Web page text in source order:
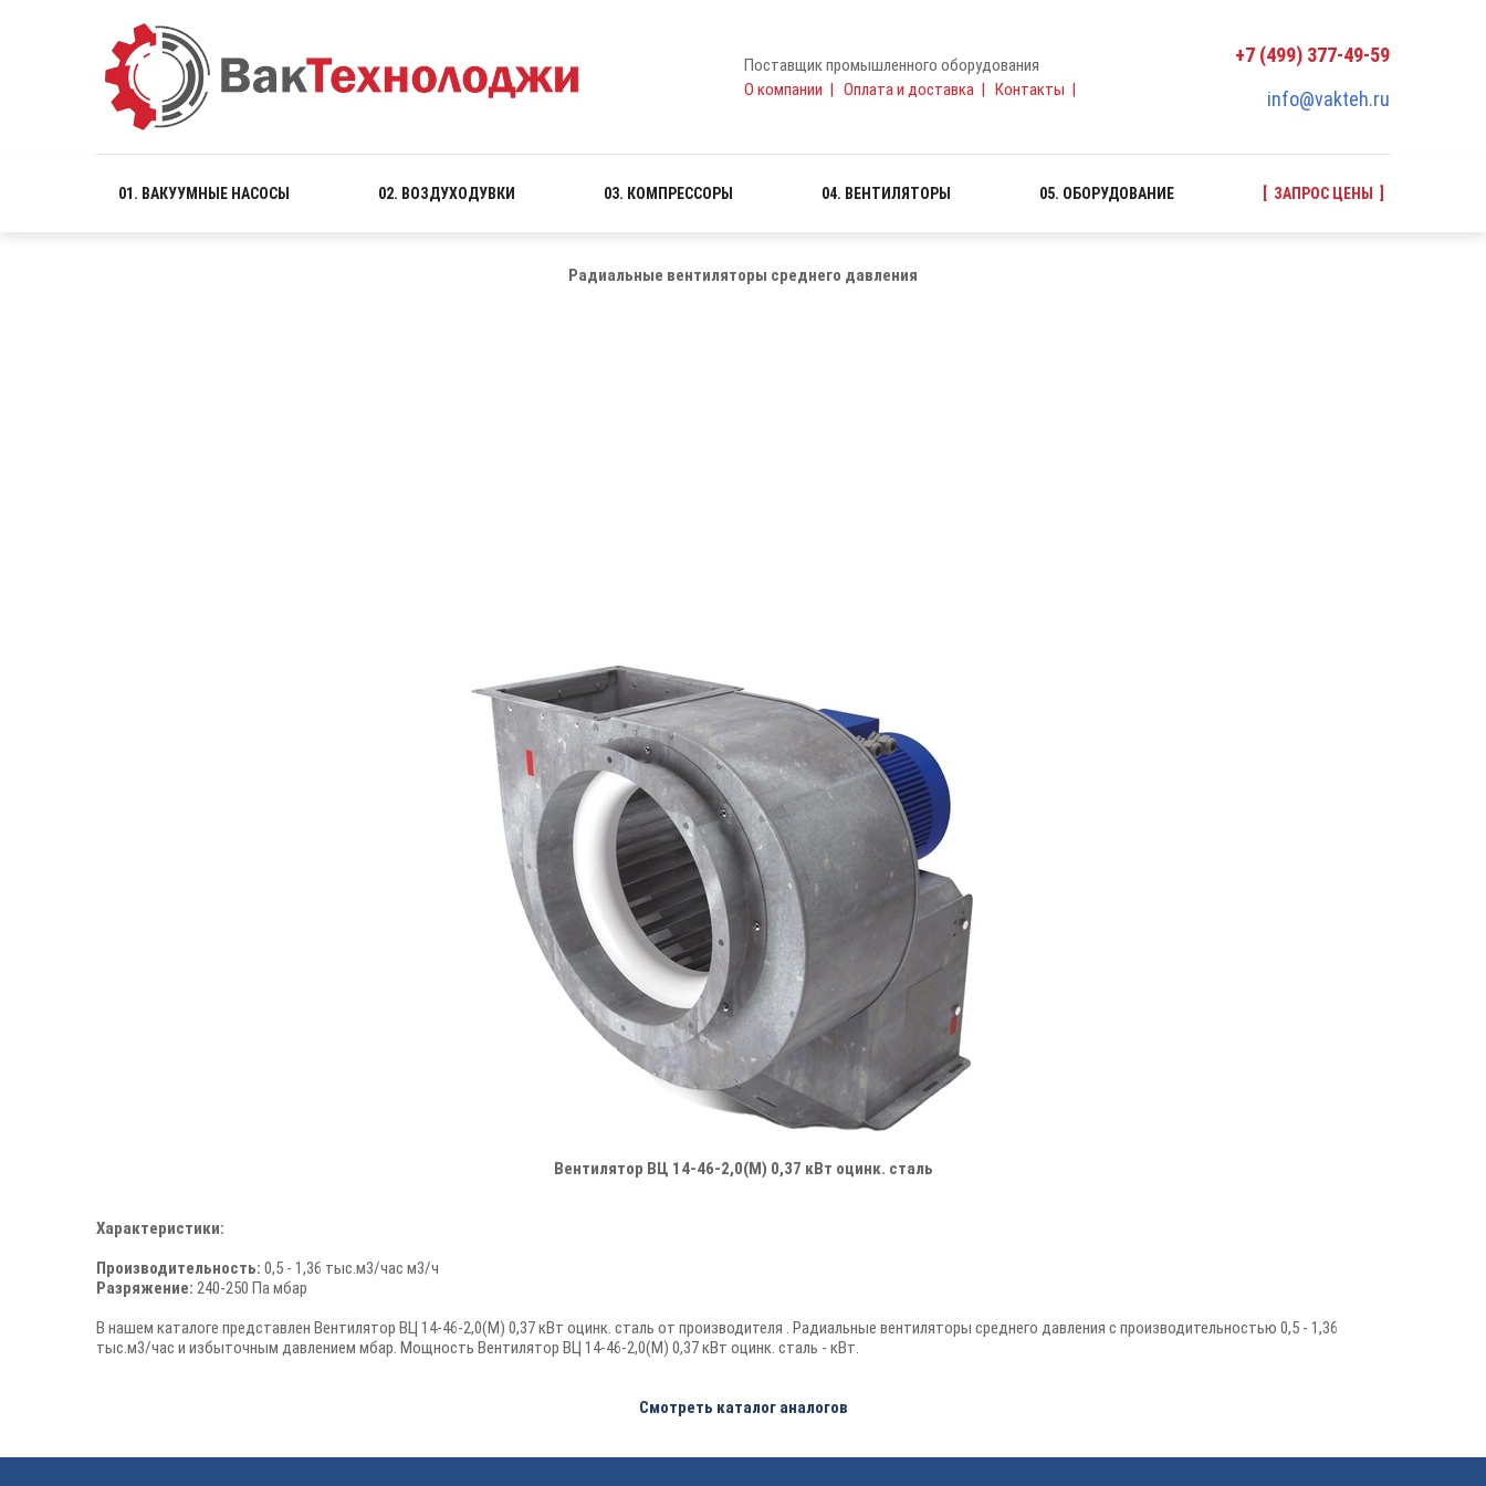
Поставщик промышленного оборудования
О компании | Оплата и доставка | Контакты |
+7 (499) 377-49-59
info@vakteh.ru
01. ВАКУУМНЫЕ НАСОСЫ 02. ВОЗДУХОДУВКИ 03. КОМПРЕССОРЫ 04. ВЕНТИЛЯТОРЫ 05. ОБОРУДОВАНИЕ [ ЗАПРОС ЦЕНЫ ]
Радиальные вентиляторы среднего давления
Вентилятор ВЦ 14-46-2,0(М) 0,37 кВт оцинк. сталь
Характеристики:
Производительность: 0,5 - 1,36 тыс.м3/час м3/ч
Разряжение: 240-250 Па мбар
В нашем каталоге представлен Вентилятор ВЦ 14-46-2,0(М) 0,37 кВт оцинк. сталь от производителя . Радиальные вентиляторы среднего давления с производительностью 0,5 - 1,36
тыс.м3/час и избыточным давлением мбар. Мощность Вентилятор ВЦ 14-46-2,0(М) 0,37 кВт оцинк. сталь - кВт.
Смотреть каталог аналогов